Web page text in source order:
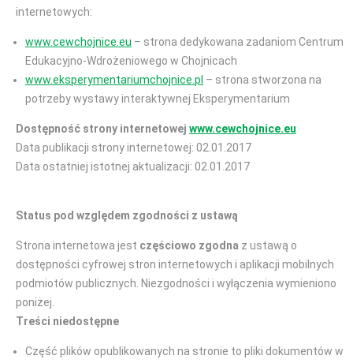
internetowych:
www.cewchojnice.eu – strona dedykowana zadaniom Centrum
Edukacyjno-Wdrożeniowego w Chojnicach
www.eksperymentariumchojnice.pl – strona stworzona na
potrzeby wystawy interaktywnej Eksperymentarium
Dostępność strony internetowej www.cewchojnice.eu
Data publikacji strony internetowej: 02.01.2017
Data ostatniej istotnej aktualizacji: 02.01.2017
Status pod względem zgodności z ustawą
Strona internetowa jest częściowo zgodna z ustawą o
dostępności cyfrowej stron internetowych i aplikacji mobilnych
podmiotów publicznych. Niezgodności i wyłączenia wymieniono
poniżej.
Treści niedostępne
Część plików opublikowanych na stronie to pliki dokumentów w